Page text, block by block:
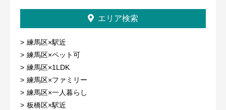
エリア検索
練馬区×駅近
練馬区×ペット可
練馬区×1LDK
練馬区×ファミリー
練馬区×一人暮らし
板橋区×駅近